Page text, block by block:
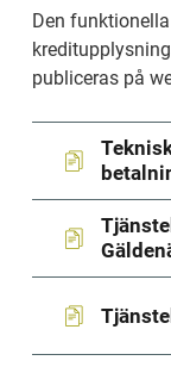
Den
publiceras på
pdf,
pdf,
pdf,